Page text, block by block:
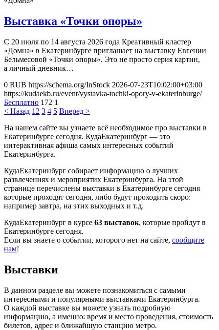
Выставка «Точки опоры»
С 20 июля по 14 августа 2026 года Креативный кластер
«Домна» в Екатеринбурге приглашает на выставку Евгении
Бельмесовой «Точки опоры». Это не просто серия картин,
а личный дневник…
0 RUB https://schema.org/InStock 2026-07-23T10:02:00+03:00
https://kudaekb.ru/event/vystavka-tochki-opory-v-ekaterinburge/
Бесплатно 172 1
< Назад 1 2 3 4 5 Вперед >
На нашем сайте вы узнаете всё необходимое про выставки в
Екатеринбурге сегодня. КудаЕкатеринбург — это
интерактивная афиша самых интересных событий
Екатеринбурга.
КудаЕкатеринбург собирает информацию о лучших
развлечениях и мероприятих Екатеринбурга. На этой
странице перечислены выставки в Екатеринбурге сегодня
которые проходят сегодня, либо будут проходить скоро:
например завтра, на этих выходных и т.д.
КудаЕкатеринбург в курсе 63 выставок, которые пройдут в
Екатеринбурге сегодня.
Если вы знаете о событии, которого нет на сайте, сообщите
нам!
Выставки
В данном разделе вы можете познакомиться с самыми
интересными и популярными выставками Екатеринбурга.
О каждой выставке вы можете узнать подробную
информацию, а именно: время и место проведения, стоимость
билетов, адрес и ближайшую станцию метро.